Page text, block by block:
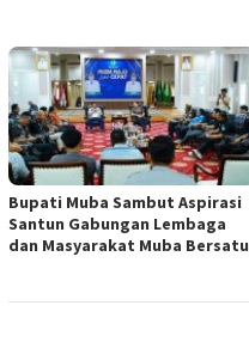
Bupati Muba Sambut Aspirasi
Santun Gabungan Lembaga
dan Masyarakat Muba Bersatu